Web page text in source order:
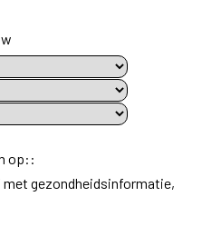
op::
gezondheidsinformatie,